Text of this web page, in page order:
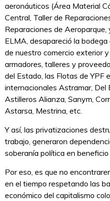
aeronáuticos (Área Material
Central, Taller de
Reparaciones de Aeroparque,
ELMA, desapareció la
de nuestro comercio exterior
armadores, talleres y
del Estado, las Flotas de YPF
internacionales Astramar, Del
Astilleros Alianza, Sanym,
Astarsa, Mestrina, etc.
Y así, las privatizaciones
trabajo, generaron
soberanía política en
Por eso, es que no
en el tiempo respetando las
económico del capitalismo